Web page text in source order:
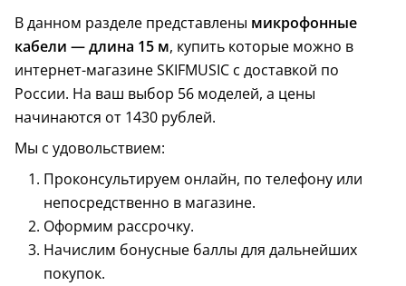
В данном разделе представлены микрофонные
кабели — длина 15 м, купить которые можно в
интернет-магазине SKIFMUSIC с доставкой по
России. На ваш выбор 56 моделей, а цены
начинаются от 1430 рублей.
Мы с удовольствием:
Проконсультируем онлайн, по телефону или
непосредственно в магазине.
Оформим рассрочку.
Начислим бонусные баллы для дальнейших
покупок.